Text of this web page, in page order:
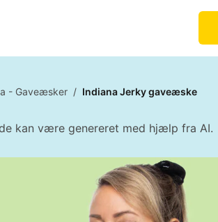
- Gaveæsker / Indiana Jerky gaveæske
kan være genereret med hjælp fra AI.